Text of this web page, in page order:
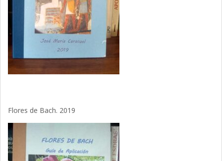
Flores de Bach. 2019